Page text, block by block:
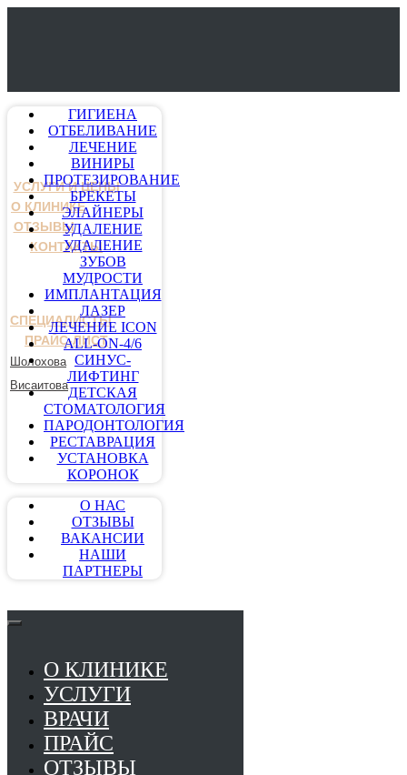
УСЛУГИ И ЦЕНЫ
О КЛИНИКЕ
ОТЗЫВЫ
КОНТАКТЫ
СПЕЦИАЛИСТЫ
ПРАЙС-ЛИСТ
Шолохова
Висаитова
ГИГИЕНА
ОТБЕЛИВАНИЕ
ЛЕЧЕНИЕ
ВИНИРЫ
ПРОТЕЗИРОВАНИЕ
БРЕКЕТЫ
ЭЛАЙНЕРЫ
УДАЛЕНИЕ
УДАЛЕНИЕ
ЗУБОВ
МУДРОСТИ
ИМПЛАНТАЦИЯ
ЛАЗЕР
ЛЕЧЕНИЕ ICON
ALL-ON-4/6
СИНУС-
ЛИФТИНГ
ДЕТСКАЯ
СТОМАТОЛОГИЯ
ПАРОДОНТОЛОГИЯ
РЕСТАВРАЦИЯ
УСТАНОВКА
КОРОНОК
О НАС
ОТЗЫВЫ
ВАКАНСИИ
НАШИ
ПАРТНЕРЫ
О КЛИНИКЕ
УСЛУГИ
ВРАЧИ
ПРАЙС
ОТЗЫВЫ